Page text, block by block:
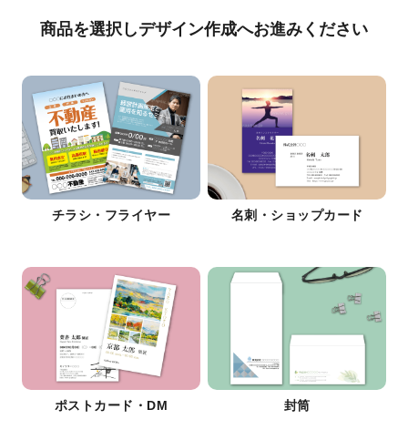
商品を選択しデザイン作成へお進みください
チラシ・フライヤー 名刺・ショップカード
ポストカード・DM 封筒